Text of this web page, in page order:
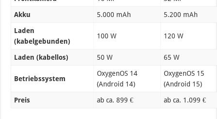
Akku 5.000 mAh 5.200 mAh
Laden
(kabelgebunden)
100 W 120 W
Laden (kabellos) 50 W 65 W
Betriebssystem
OxygenOS 14
(Android 14)
OxygenOS 15
(Android 15)
Preis ab ca. 899 € ab ca. 1.099 €